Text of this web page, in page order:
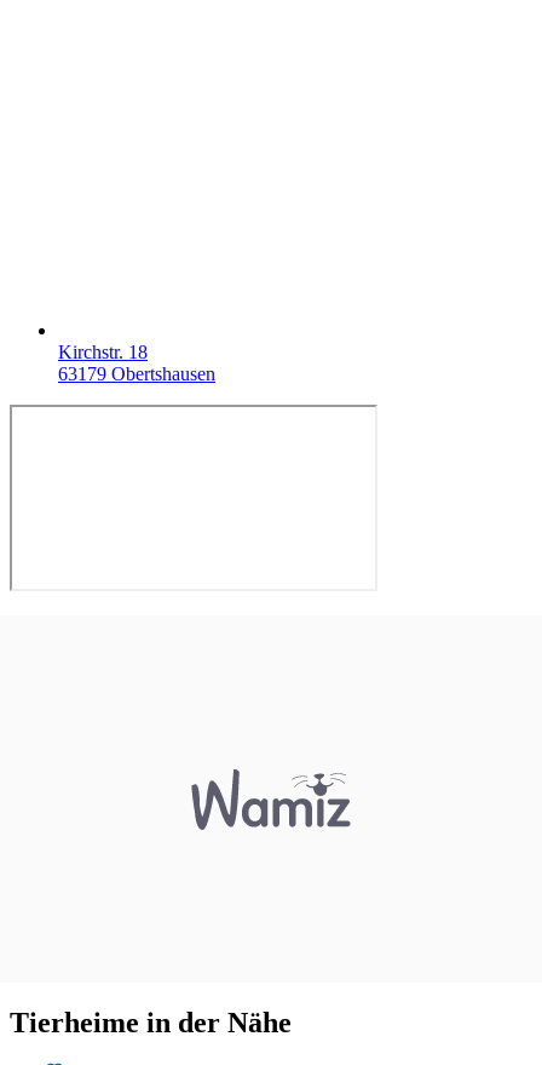
Kirchstr. 18
63179 Obertshausen
Tierheime in der Nähe